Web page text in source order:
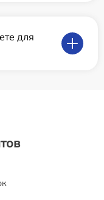
для